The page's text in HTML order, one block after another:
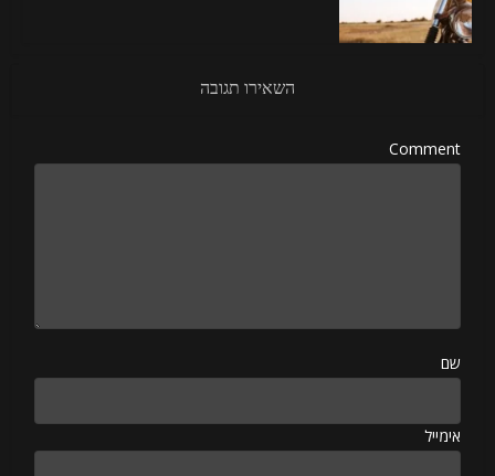
השאירו תגובה
Comment
שם
אימייל